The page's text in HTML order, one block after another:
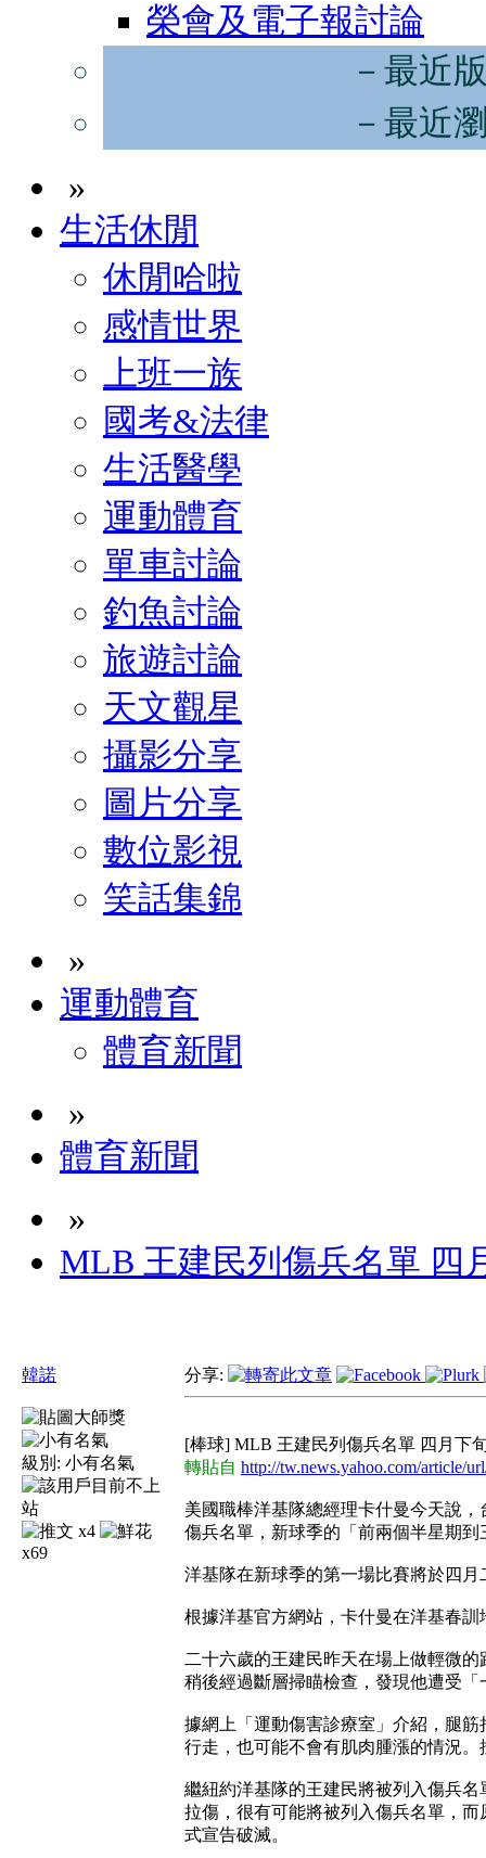
榮會及電子報討論
－最近
－最近
»
生活休閒
休閒哈啦
感情世界
上班一族
國考&法律
生活醫學
運動體育
單車討論
釣魚討論
旅遊討論
天文觀星
攝影分享
圖片分享
數位影視
笑話集錦
»
運動體育
體育新聞
»
體育新聞
»
MLB 王建民列傷兵名單 四
韓諾
級別: 小有名氣
x4
x69
分享:
[棒球] MLB 王建民列傷兵名單 四月下
轉貼自 http://tw.news.yahoo.com/article/
美國職棒洋基隊總經理卡什曼今天說
傷兵名單，新球季的「前兩個半星期
洋基隊在新球季的第一場比賽將於四
根據洋基官方網站，卡什曼在洋基春
二十六歲的王建民昨天在場上做輕微
稍後經過斷層掃瞄檢查，發現他遭受「
據網上「運動傷害診療室」介紹，腿
行走，也可能不會有肌肉腫漲的情況
繼紐約洋基隊的王建民將被列入傷兵
拉傷，很有可能將被列入傷兵名單，
式宣告破滅。